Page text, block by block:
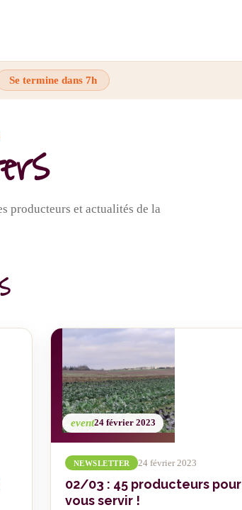
Se termine dans 7h
producteurs et actualités de la
event24 février 2023
NEWSLETTER 24 février 2023
02/03 : 45 producteurs pour
vous servir !